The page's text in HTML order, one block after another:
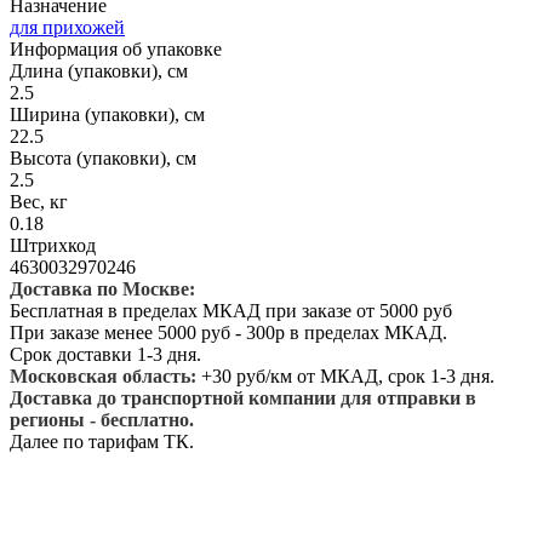
Назначение
для прихожей
Информация об упаковке
Длина (упаковки), см
2.5
Ширина (упаковки), см
22.5
Высота (упаковки), см
2.5
Вес, кг
0.18
Штрихкод
4630032970246
Доставка по Москве:
Бесплатная в пределах МКАД при заказе от 5000 руб
При заказе менее 5000 руб - 300р в пределах МКАД.
Срок доставки 1-3 дня.
Московская область: +30 руб/км от МКАД, срок 1-3 дня.
Доставка до транспортной компании для отправки в
регионы - бесплатно.
Далее по тарифам ТК.